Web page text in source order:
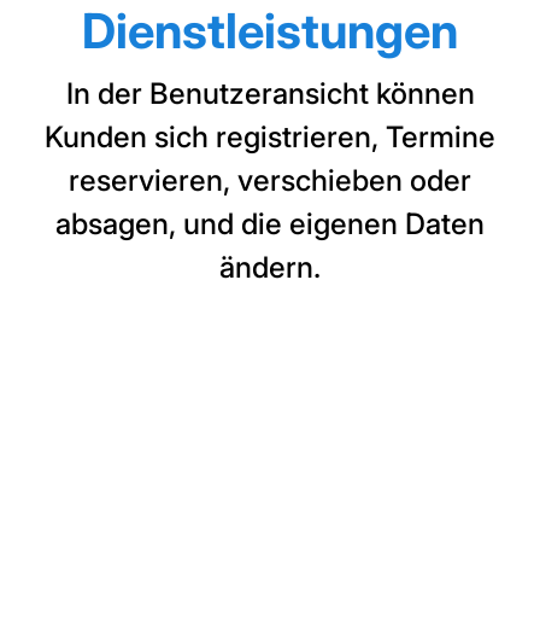
Dienstleistungen
In der Benutzeransicht können
Kunden sich registrieren, Termine
reservieren, verschieben oder
absagen, und die eigenen Daten
ändern.